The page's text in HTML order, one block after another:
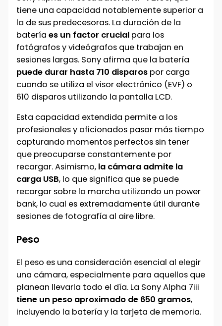
tiene una capacidad notablemente superior a
la de sus predecesoras. La duración de la
bateríaes un factor crucial para los
fotógrafos y videógrafos que trabajan en
sesiones largas. Sony afirma que la batería
puede durar hasta 710 disparos por carga
cuando se utiliza el visor electrónico (EVF) o
610 disparos utilizando la pantalla LCD.
Esta capacidad extendida permite a los
profesionales y aficionados pasar más tiempo
capturando momentos perfectos sin tener
que preocuparse constantemente por
recargar. Asimismo, la cámara admite la
carga USB, lo que significa que se puede
recargar sobre la marcha utilizando un power
bank, lo cual es extremadamente útil durante
sesiones de fotografía al aire libre.
Peso
El peso es una consideración esencial al elegir
una cámara, especialmente para aquellos que
planean llevarla todo el día. La Sony Alpha 7iii
tiene un peso aproximado de 650 gramos,
incluyendo la batería y la tarjeta de memoria.